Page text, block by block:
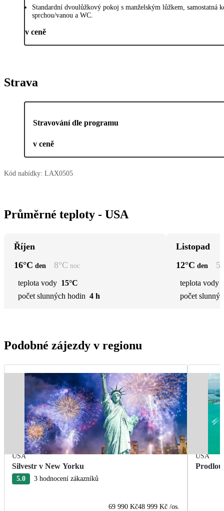
Standardní dvoulůžkový pokoj s manželským lůžkem, samostatná
sprchou/vanou a WC.
v ceně
Strava
Stravování dle programu
v ceně
Kód nabídky: LAX0505
Průměrné teploty - USA
Říjen
16°C den 8°C noc
teplota vody 15°C
počet slunných hodin 4 h
Listopad
12°C den 5
teplota vody
počet
Podobné zájezdy v regionu
USA
Silvestr v New Yorku
5.0 3 hodnocení zákazníků
69 990 Kč48 999 Kč /os.
USA